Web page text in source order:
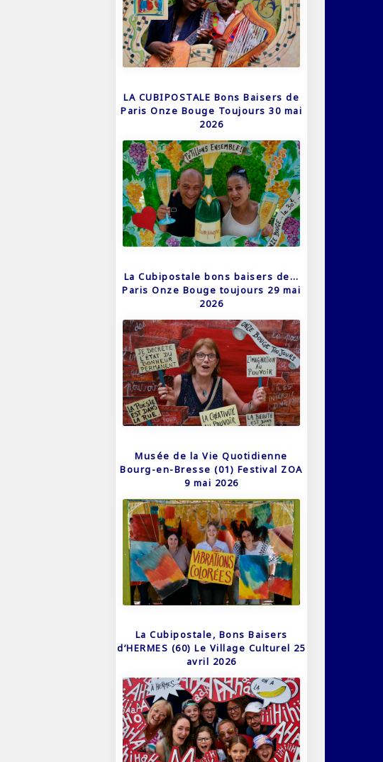
LA CUBIPOSTALE Bons Baisers de
Paris Onze Bouge Toujours 30 mai
2026
La Cubipostale bons baisers de…
Paris Onze Bouge toujours 29 mai
2026
Musée de la Vie Quotidienne
Bourg-en-Bresse (01) Festival ZOA
9 mai 2026
La Cubipostale, Bons Baisers
d’HERMES (60) Le Village Culturel 25
avril 2026